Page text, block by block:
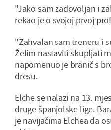
"Jako sam zadovoljan i
rekao je o svojoj prvoj
"Zahvalan sam treneru i
Želim nastaviti skupljati
napomenuo je branič s
dresu.
Elche se nalazi na 13.
druge španjolske lige.
je navijačima Elchea da